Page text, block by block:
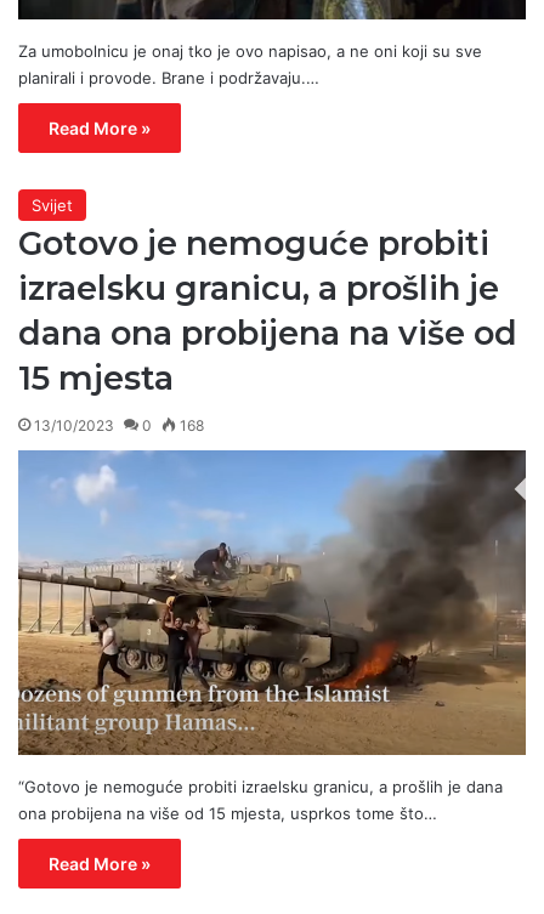
Za umobolnicu je onaj tko je ovo napisao, a ne oni koji su sve
planirali i provode. Brane i podržavaju.…
Read More »
Svijet
Gotovo je nemoguće probiti
izraelsku granicu, a prošlih je
dana ona probijena na više od
15 mjesta
13/10/2023 0 168
“Gotovo je nemoguće probiti izraelsku granicu, a prošlih je dana
ona probijena na više od 15 mjesta, usprkos tome što…
Read More »